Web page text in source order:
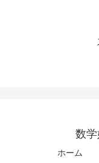
数
ホーム